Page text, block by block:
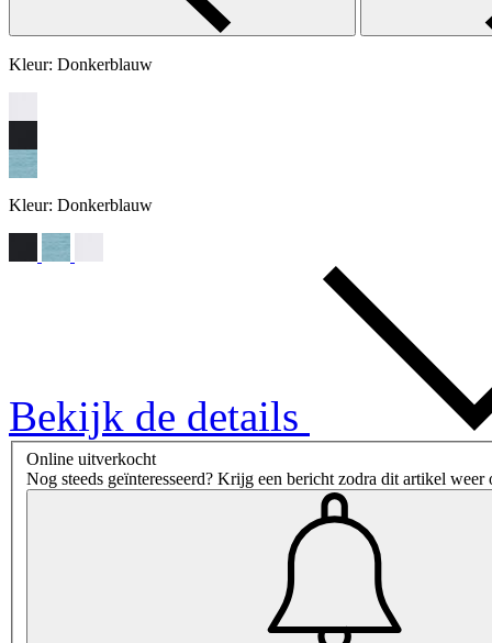
Kleur: Donkerblauw
Kleur: Donkerblauw
Bekijk de details
Online uitverkocht
Nog steeds geïnteresseerd? Krijg een bericht zodra dit artikel weer